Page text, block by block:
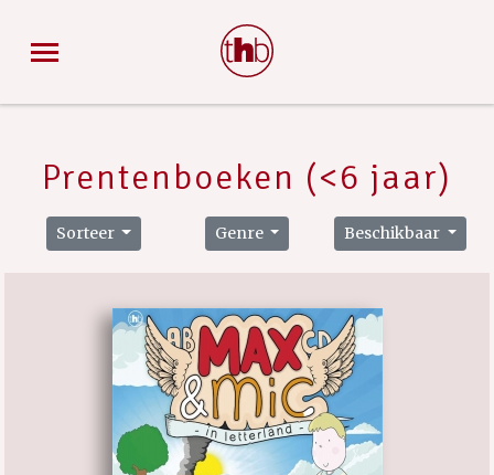
Prentenboeken (<6 jaar)
Sorteer Genre Beschikbaar